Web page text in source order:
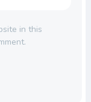
in this